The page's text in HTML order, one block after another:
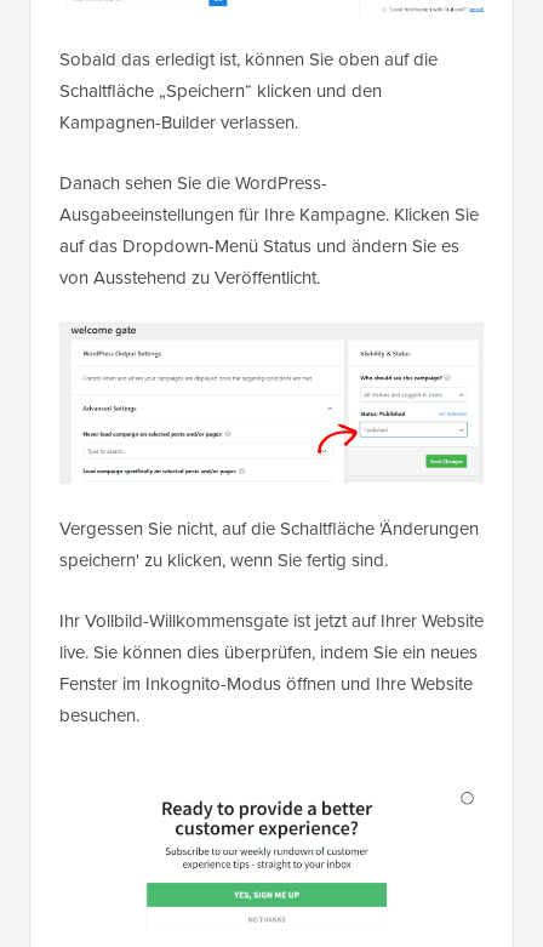
Sobald das erledigt ist, können Sie oben auf die
Schaltfläche „Speichern“ klicken und den
Kampagnen-Builder verlassen.
Danach sehen Sie die WordPress-
Ausgabeeinstellungen für Ihre Kampagne. Klicken Sie
auf das Dropdown-Menü Status und ändern Sie es
von Ausstehend zu Veröffentlicht.
Vergessen Sie nicht, auf die Schaltfläche 'Änderungen
speichern' zu klicken, wenn Sie fertig sind.
Ihr Vollbild-Willkommensgate ist jetzt auf Ihrer Website
live. Sie können dies überprüfen, indem Sie ein neues
Fenster im Inkognito-Modus öffnen und Ihre Website
besuchen.